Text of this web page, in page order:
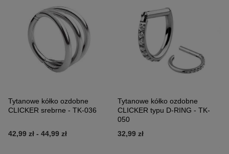
Tytanowe kółko ozdobne
CLICKER srebrne - TK-036
42,99 zł - 44,99 zł
Tytanowe kółko ozdobne
CLICKER typu D-RING - TK-
050
32,99 zł